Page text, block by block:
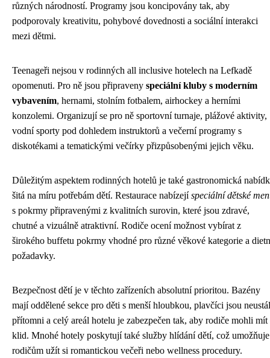
různých národností. Programy jsou koncipovány tak, aby
podporovaly kreativitu, pohybové dovednosti a sociální interakci
mezi dětmi.
Teenageři nejsou v rodinných all inclusive hotelech na Lefkadě
opomenuti. Pro ně jsou připraveny speciální kluby s moderním
vybavením, hernami, stolním fotbalem, airhockey a herními
konzolemi. Organizují se pro ně sportovní turnaje, plážové aktivity,
vodní sporty pod dohledem instruktorů a večerní programy s
diskotékami a tematickými večírky přizpůsobenými jejich věku.
Důležitým aspektem rodinných hotelů je také gastronomická
šitá na míru potřebám dětí. Restaurace nabízejíspeciální dětské
s pokrmy připravenými z kvalitních surovin, které jsou zdravé,
chutné a vizuálně atraktivní. Rodiče ocení možnost vybírat z
širokého buffetu pokrmy vhodné pro různé věkové kategorie a
požadavky.
Bezpečnost dětí je v těchto zařízeních absolutní prioritou. Bazény
mají oddělené sekce pro děti s menší hloubkou, plavčíci jsou
přítomni a celý areál hotelu je zabezpečen tak, aby rodiče mohli mít
klid. Mnohé hotely poskytují také služby hlídání dětí, což umožňuje
rodičům užít si romantickou večeři nebo wellness procedury.